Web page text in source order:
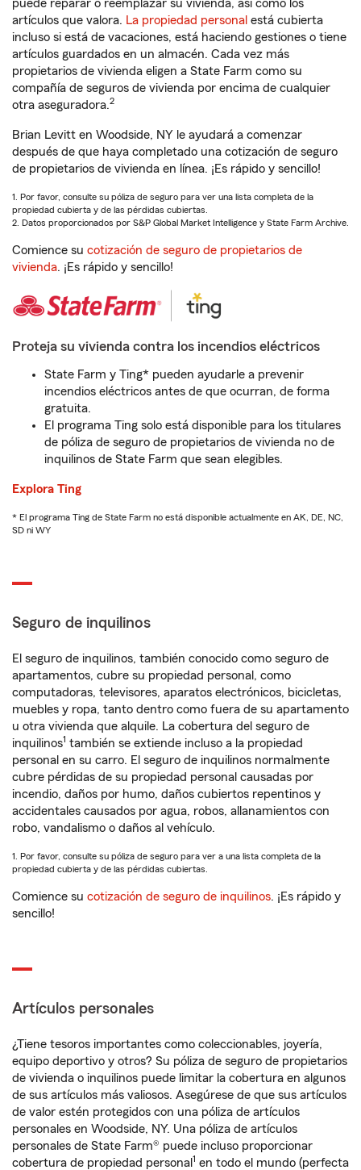
puede reparar o reemplazar su vivienda, así como los
artículos que valora. La propiedad personal está cubierta
incluso si está de vacaciones, está haciendo gestiones o tiene
artículos guardados en un almacén. Cada vez más
propietarios de vivienda eligen a State Farm como su
compañía de seguros de vivienda por encima de cualquier
otra aseguradora.2
Brian Levitt en Woodside, NY le ayudará a comenzar
después de que haya completado una cotización de seguro
de propietarios de vivienda en línea. ¡Es rápido y sencillo!
1. Por favor, consulte su póliza de seguro para ver una lista completa de la
propiedad cubierta y de las pérdidas cubiertas.
2. Datos proporcionados por S&P Global Market Intelligence y State Farm Archive.
Comience su cotización de seguro de propietarios de
vivienda. ¡Es rápido y sencillo!
Proteja su vivienda contra los incendios eléctricos
State Farm y Ting* pueden ayudarle a prevenir
incendios eléctricos antes de que ocurran, de forma
gratuita.
El programa Ting solo está disponible para los titulares
de póliza de seguro de propietarios de vivienda no de
inquilinos de State Farm que sean elegibles.
Explora Ting
* El programa Ting de State Farm no está disponible actualmente en AK, DE, NC,
SD ni WY
Seguro de inquilinos
El seguro de inquilinos, también conocido como seguro de
apartamentos, cubre su propiedad personal, como
computadoras, televisores, aparatos electrónicos, bicicletas,
muebles y ropa, tanto dentro como fuera de su apartamento
u otra vivienda que alquile. La cobertura del seguro de
inquilinos1 también se extiende incluso a la propiedad
personal en su carro. El seguro de inquilinos normalmente
cubre pérdidas de su propiedad personal causadas por
incendio, daños por humo, daños cubiertos repentinos y
accidentales causados por agua, robos, allanamientos con
robo, vandalismo o daños al vehículo.
1. Por favor, consulte su póliza de seguro para ver a una lista completa de la
propiedad cubierta y de las pérdidas cubiertas.
Comience su cotización de seguro de inquilinos. ¡Es rápido y
sencillo!
Artículos personales
¿Tiene tesoros importantes como coleccionables, joyería,
equipo deportivo y otros? Su póliza de seguro de propietarios
de vivienda o inquilinos puede limitar la cobertura en algunos
de sus artículos más valiosos. Asegúrese de que sus artículos
de valor estén protegidos con una póliza de artículos
personales en Woodside, NY. Una póliza de artículos
personales de State Farm® puede incluso proporcionar
cobertura de propiedad personal 1 en todo el mundo (perfecta